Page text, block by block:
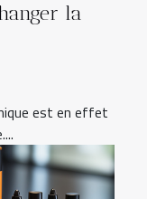
la
est en effet